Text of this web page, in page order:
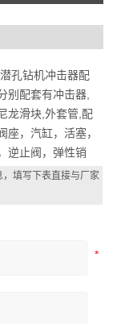
孔钻机冲击器配
别配套有冲击器,
龙滑块,外套管,配
，汽缸，活塞，
逆止阀，弹性销
填写下表直接与厂家